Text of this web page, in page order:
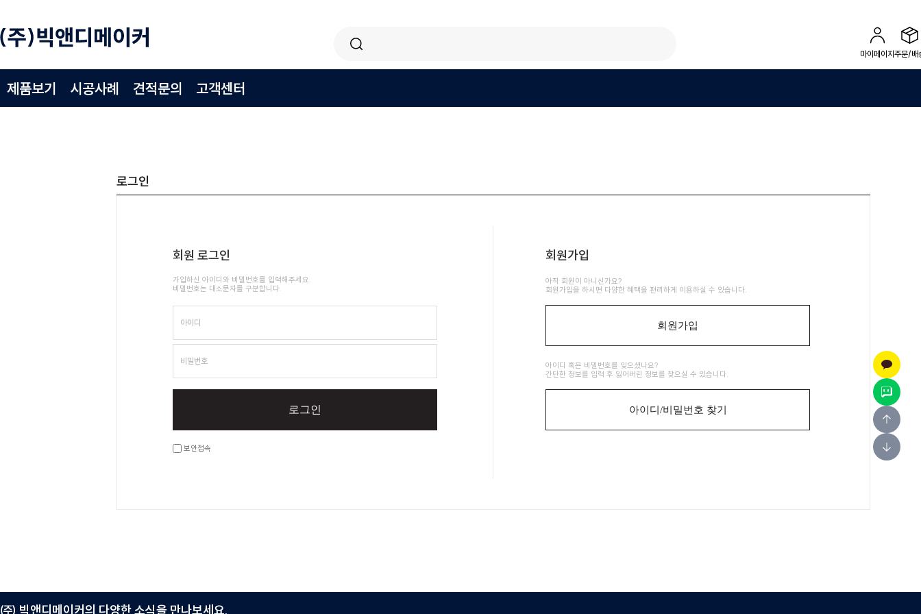
마이페이지주문/배
제품보기 시공사례 견적문의 고객센터
로그인
회원 로그인
가입하신 아이디와 비밀번호를 입력해주세요.
비밀번호는 대소문자를 구분합니다.
아이디
비밀번호
로그인
보안접속
회원가입
아직 회원이 아니신가요?
회원가입을 하시면 다양한 혜택을 편리하게 이용하실 수 있습니다.
회원가입
아이디 혹은 비밀번호를 잊으셨나요?
간단한 정보를 입력 후 잃어버린 정보를 찾으실 수 있습니다.
아이디/비밀번호 찾기
㈜ 빅앤디메이커의 다양한 소식을 만나보세요.